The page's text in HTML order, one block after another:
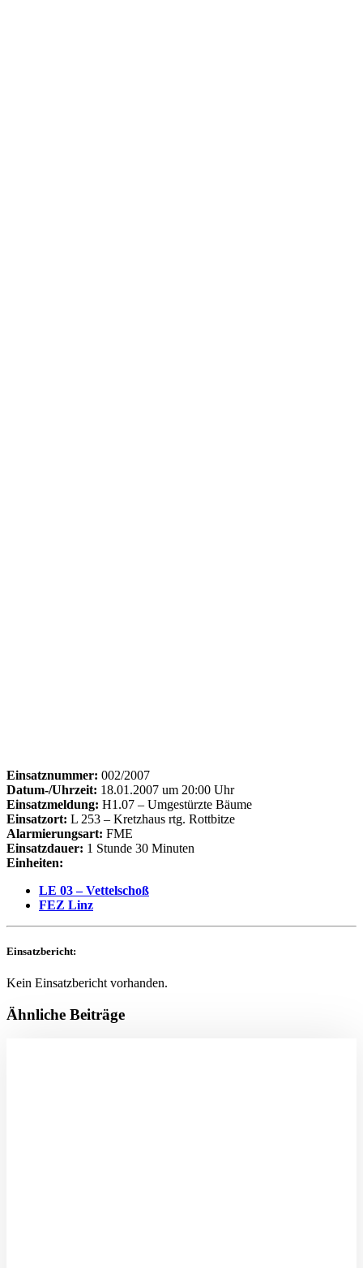
Einsatznummer: 002/2007
Datum-/Uhrzeit: 18.01.2007 um 20:00 Uhr
Einsatzmeldung: H1.07 – Umgestürzte Bäume
Einsatzort: L 253 – Kretzhaus rtg. Rottbitze
Alarmierungsart: FME
Einsatzdauer: 1 Stunde 30 Minuten
Einheiten:
LE 03 – Vettelschoß
FEZ Linz
Einsatzbericht:
Kein Einsatzbericht vorhanden.
Ähnliche Beiträge